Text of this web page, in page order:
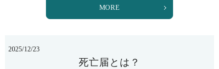
MORE
2025/12/23
死亡届とは？